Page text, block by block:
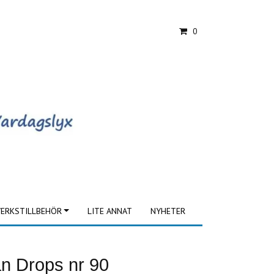
0
LITE ANNAT NYHETER
Drops nr 90